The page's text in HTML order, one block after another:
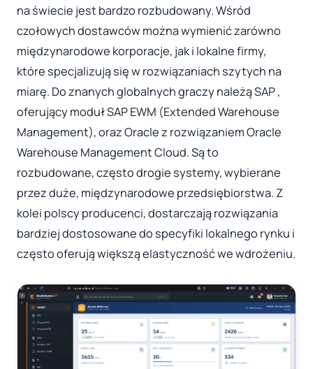
na świecie jest bardzo rozbudowany. Wśród
czołowych dostawców można wymienić zarówno
międzynarodowe korporacje, jak i lokalne firmy,
które specjalizują się w rozwiązaniach szytych na
miarę. Do znanych globalnych graczy należą SAP ,
oferujący moduł SAP EWM (Extended Warehouse
Management), oraz Oracle z rozwiązaniem Oracle
Warehouse Management Cloud. Są to
rozbudowane, często drogie systemy, wybierane
przez duże, międzynarodowe przedsiębiorstwa. Z
kolei polscy producenci, dostarczają rozwiązania
bardziej dostosowane do specyfiki lokalnego rynku i
często oferują większą elastyczność we wdrożeniu.